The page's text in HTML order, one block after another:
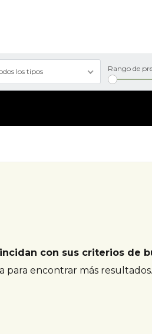
los tipos Rango de
con sus criterios de
encontrar más resultados.